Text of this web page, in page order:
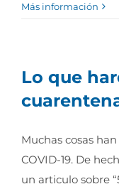
Más información
Lo que
Muchas cosas
COVID-19. De
un articulo sobre